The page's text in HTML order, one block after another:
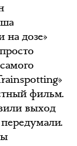
на дозе»
фильм.
выход